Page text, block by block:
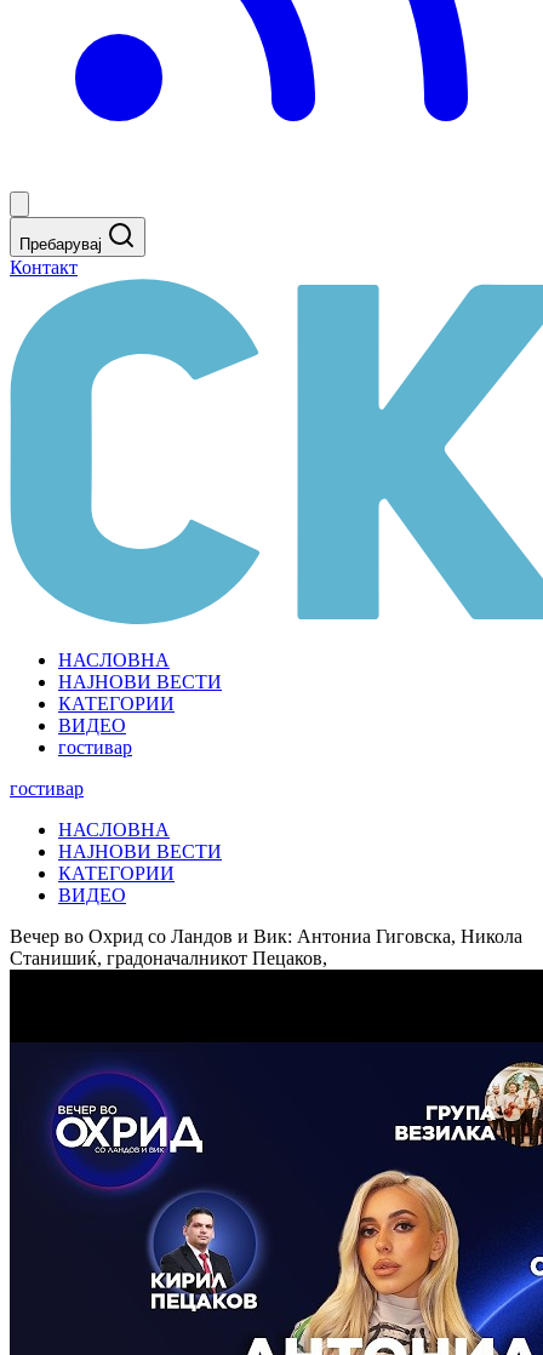
Пребарувај
Контакт
НАСЛОВНА
НАЈНОВИ ВЕСТИ
КАТЕГОРИИ
ВИДЕО
гостивар
гостивар
НАСЛОВНА
НАЈНОВИ ВЕСТИ
КАТЕГОРИИ
ВИДЕО
Вечер во Охрид со Ландов и Вик: Антониа Гиговска, Никола
Станишиќ, градоначалникот Пецаков,